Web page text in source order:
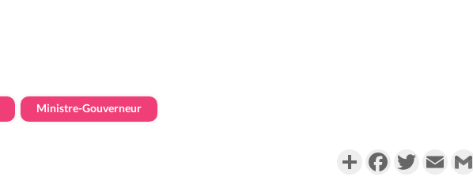
Ministre-Gouverneur
PartagerFacebookTwitterEmail